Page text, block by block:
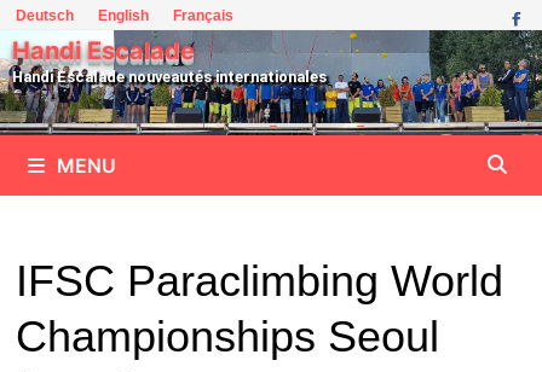
Passer
au
contenu
Deutsch English Français
Handi Escalade
Handi Escalade nouveautés internationales
MENU
IFSC Paraclimbing World
Championships Seoul